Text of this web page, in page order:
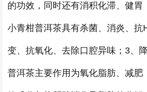
的功效，同时还有消积化滞、健胃
小青柑普洱茶具有杀菌、消炎、抗
变、抗氧化、去除口腔异味；3、
普洱茶主要作用为氧化脂肪、减肥